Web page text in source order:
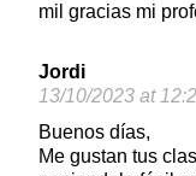
mil gracias mi
Jordi
13/10/2023 at
Buenos días,
Me gustan tus